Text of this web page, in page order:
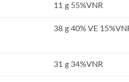
11 g 55%VNR
38 g 40% VE
31 g 34%VNR